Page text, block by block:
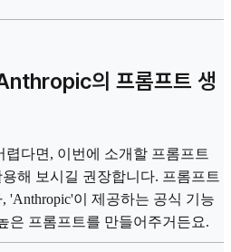
의 프롬프트 생
렵다면, 이번에 소개할 프롬프트
해 보시길 권장합니다. 프롬프트
'Anthropic'이 제공하는 공식 기능
은 프롬프트를 만들어주거든요.